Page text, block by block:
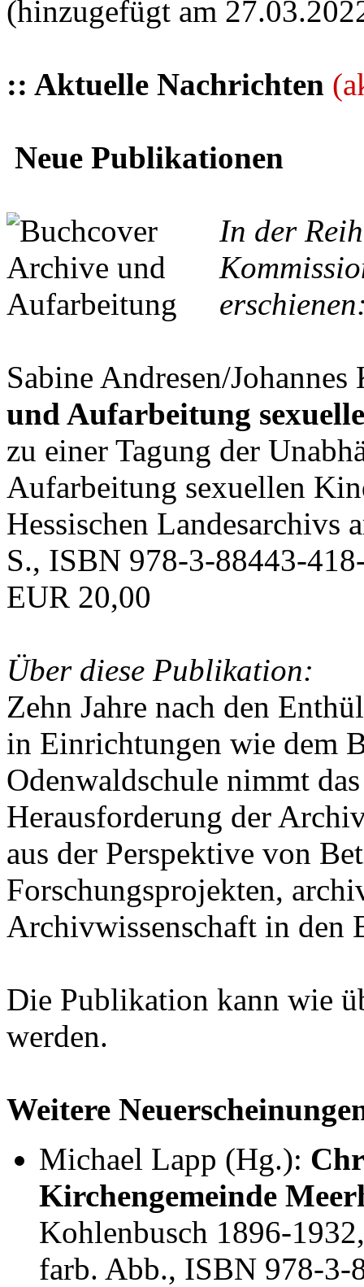
(hinzugefügt am
:: Aktuelle Nachrichten
Neue Publikationen
In der
Sabine Andresen/
und Aufarbeitung
zu einer Tagung der
Aufarbeitung sexuellen
Hessischen Landesarchivs
S., ISBN 978-3-88443-
EUR 20,00
Über diese Publikation:
Zehn Jahre nach den
in Einrichtungen wie dem
Odenwaldschule nimmt
Herausforderung der
aus der Perspektive von
Forschungsprojekten,
Archivwissenschaft in den
Die Publikation kann wie
werden.
Weitere
Michael Lapp (Hg.):
Kirchengemeinde
Kohlenbusch 1896-
farb. Abb., ISBN 978-3-